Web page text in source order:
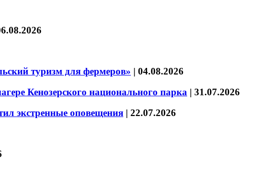
туризм для фермеров» | 04.08.2026
Кенозерского национального парка | 31.07.2026
экстренные оповещения | 22.07.2026